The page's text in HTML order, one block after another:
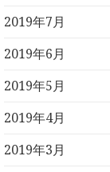
2019年7月
2019年6月
2019年5月
2019年4月
2019年3月